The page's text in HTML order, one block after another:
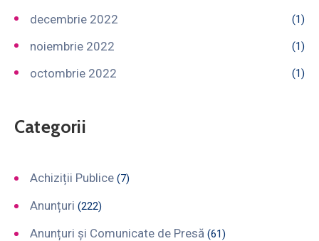
decembrie 2022 (1)
noiembrie 2022 (1)
octombrie 2022 (1)
Categorii
Achiziții Publice (7)
Anunțuri (222)
Anunțuri și Comunicate de Presă (61)